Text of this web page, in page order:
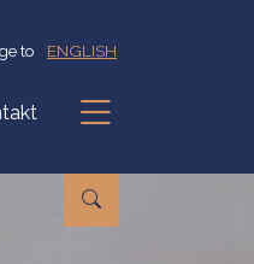
to ENGLISH
Podmenu